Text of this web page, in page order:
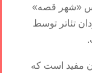
«شهر قصه»
تئاتر توسط
مفید است که